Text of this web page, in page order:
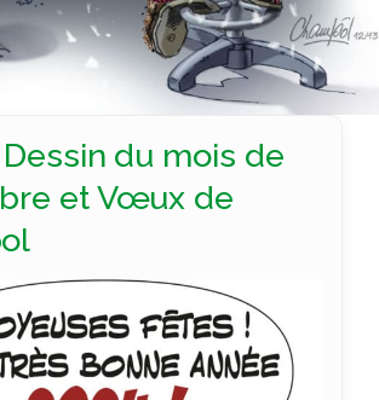
Dessin du mois de
et Vœux de